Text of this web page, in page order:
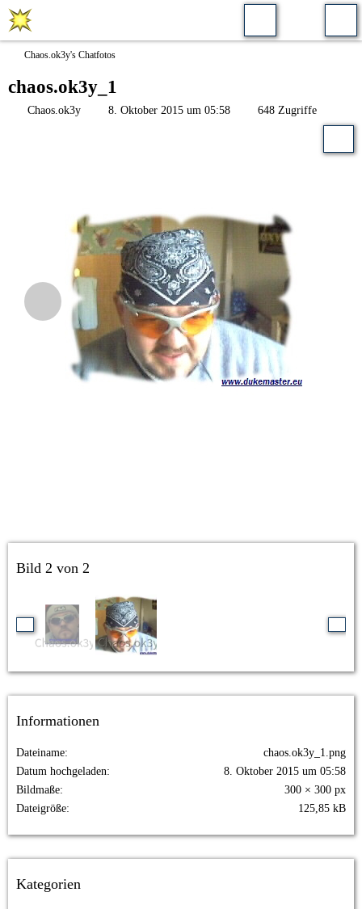
Chaos.ok3y's Chatfotos
chaos.ok3y_1
Chaos.ok3y 8. Oktober 2015 um 05:58 648 Zugriffe
Bild 2 von 2
Informationen
Dateiname
chaos.ok3y_1.png
Datum hochgeladen
8. Oktober 2015 um 05:58
Bildmaße
300 × 300 px
Dateigröße
125,85 kB
Kategorien